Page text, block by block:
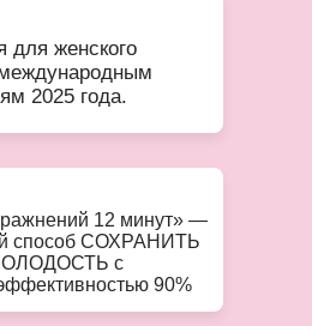
для женского
2025 года.
12 минут» —
способ СОХРАНИТЬ
с
90%